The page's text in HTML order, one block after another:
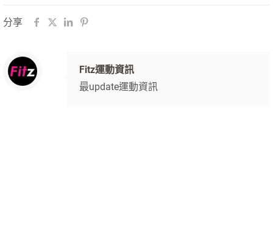
分享
Fitz運動資訊
最update運動資訊